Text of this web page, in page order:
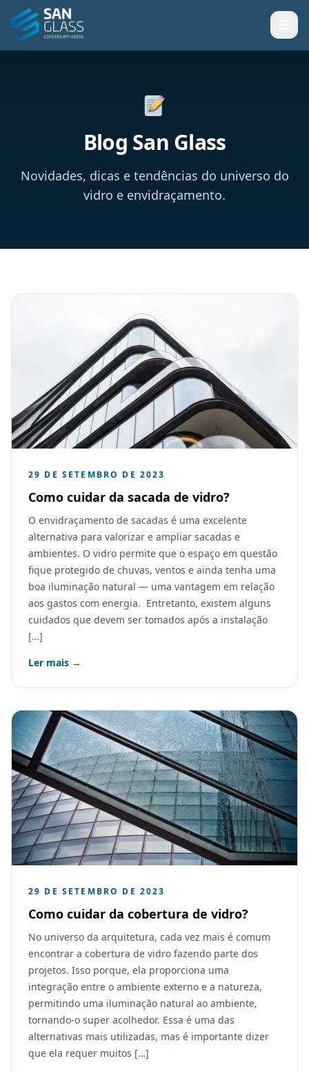
Blog San Glass
Novidades, dicas e tendências do universo do
vidro e envidraçamento.
29 DE SETEMBRO DE 2023
Como cuidar da sacada de vidro?
O envidraçamento de sacadas é uma excelente
alternativa para valorizar e ampliar sacadas e
ambientes. O vidro permite que o espaço em questão
fique protegido de chuvas, ventos e ainda tenha uma
boa iluminação natural — uma vantagem em relação
aos gastos com energia. Entretanto, existem alguns
cuidados que devem ser tomados após a instalação
[…]
Ler mais →
29 DE SETEMBRO DE 2023
Como cuidar da cobertura de vidro?
No universo da arquitetura, cada vez mais é comum
encontrar a cobertura de vidro fazendo parte dos
projetos. Isso porque, ela proporciona uma
integração entre o ambiente externo e a natureza,
permitindo uma iluminação natural ao ambiente,
tornando-o super acolhedor. Essa é uma das
alternativas mais utilizadas, mas é importante dizer
que ela requer muitos […]